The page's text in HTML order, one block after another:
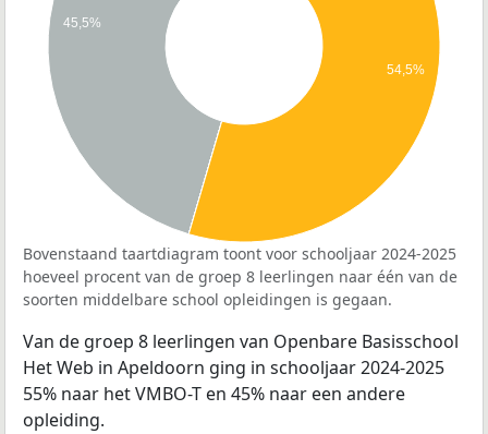
45,5%
54,5%
Bovenstaand taartdiagram toont voor schooljaar 2024-2025
hoeveel procent van de groep 8 leerlingen naar één van de
soorten middelbare school opleidingen is gegaan.
Van de groep 8 leerlingen van Openbare Basisschool
Het Web in Apeldoorn ging in schooljaar 2024-2025
55% naar het VMBO-T en 45% naar een andere
opleiding.